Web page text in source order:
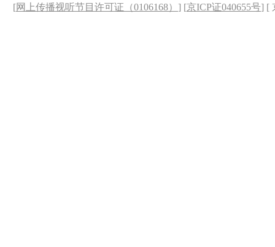
[网上传播视听节目许可证（0106168） ] [京ICP证040655号] [